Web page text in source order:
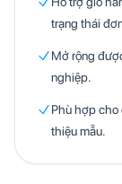
trạng thái
Mở rộng
nghiệp.
Phù hợp cho
thiệu mẫu.